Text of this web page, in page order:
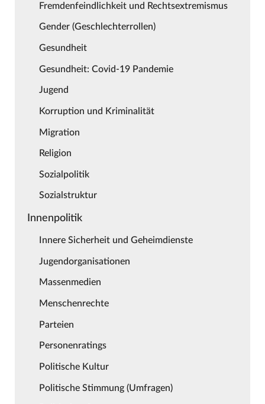
Fremdenfeindlichkeit und Rechtsextremismus
Gender (Geschlechterrollen)
Gesundheit
Gesundheit: Covid-19 Pandemie
Jugend
Korruption und Kriminalität
Migration
Religion
Sozialpolitik
Sozialstruktur
Innenpolitik
Innere Sicherheit und Geheimdienste
Jugendorganisationen
Massenmedien
Menschenrechte
Parteien
Personenratings
Politische Kultur
Politische Stimmung (Umfragen)